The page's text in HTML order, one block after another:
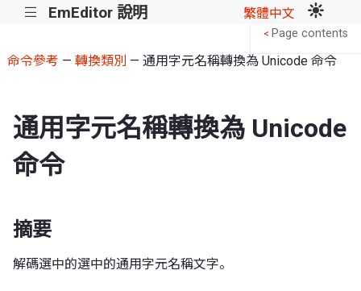
||| EmEditor 說明 繁體中文
命令參考 — 轉換類別 — 通用字元名稱轉換為 Unicode 命令
通用字元名稱轉換為 Unicode
命令
摘要
解碼選中的選中的通用字元名稱文字。
< Page contents